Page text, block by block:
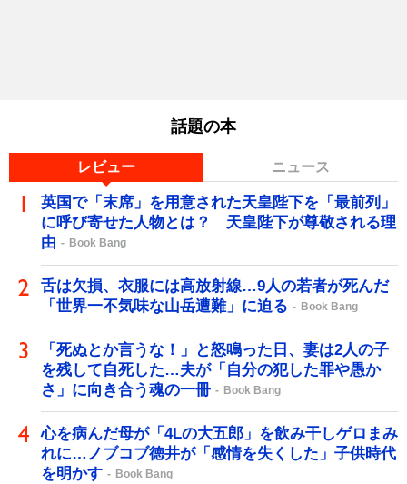
話題の本
レビュー ニュース
英国で「末席」を用意された天皇陛下を「最前列」
に呼び寄せた人物とは？ 天皇陛下が尊敬される理
由
Book Bang
舌は欠損、衣服には高放射線…9人の若者が死んだ
「世界一不気味な山岳遭難」に迫る
Book Bang
「死ぬとか言うな！」と怒鳴った日、妻は2人の子
を残して自死した…夫が「自分の犯した罪や愚か
さ」に向き合う魂の一冊
Book Bang
心を病んだ母が「4Lの大五郎」を飲み干しゲロまみ
れに…ノブコブ徳井が「感情を失くした」子供時代
を明かす
Book Bang